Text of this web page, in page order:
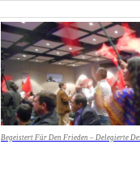
Begeistert Für Den Frieden – Delegierte